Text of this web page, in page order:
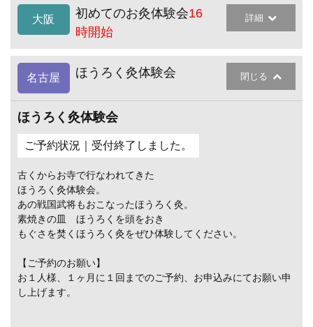
大阪 初めてのお灸体験会16
時開始
詳細
名古屋 ほうろく灸体験会 閉じる
ほうろく灸体験会
ご予約状況｜受付終了しました。
古くからお寺で行なわれてきた
ほうろく灸体験会。
あの戦国武将もおこなったほうろく灸。
素焼きの皿 ほうろくを頭をおき
もぐさを焚くほうろく灸をぜひ体験してください。
【ご予約のお願い】
お１人様、１ヶ月に１回までのご予約、お申込みにてお願い申
し上げます。